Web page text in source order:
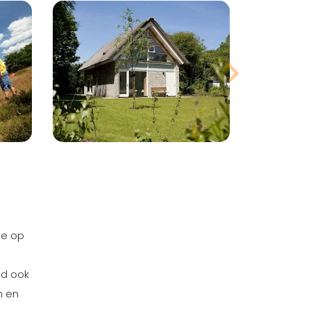
Meer foto's
bekijken?
op
ook
en